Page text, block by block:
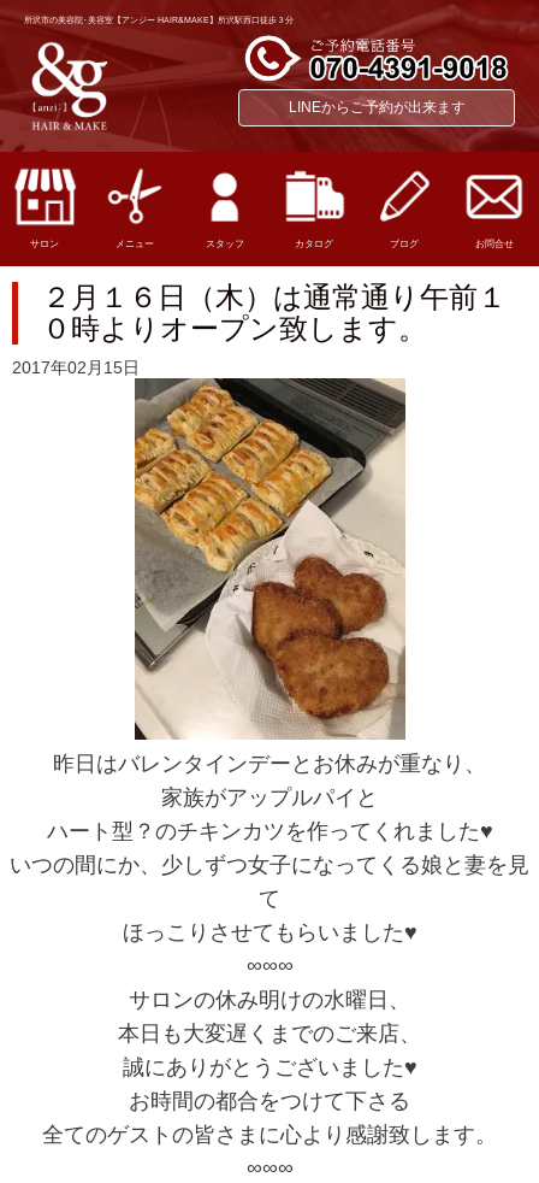
所沢市の美容院･美容室【アンジー HAIR&MAKE】所沢駅西口徒歩３分
LINEからご予約が出来ます
サロン メニュー スタッフ カタログ ブログ お問合せ
２月１６日（木）は通常通り午前１
０時よりオープン致します。
2017年02月15日
昨日はバレンタインデーとお休みが重なり、
家族がアップルパイと
ハート型？のチキンカツを作ってくれました♥
いつの間にか、少しずつ女子になってくる娘と妻を見
て
ほっこりさせてもらいました♥
∞∞∞
サロンの休み明けの水曜日、
本日も大変遅くまでのご来店、
誠にありがとうございました♥
お時間の都合をつけて下さる
全てのゲストの皆さまに心より感謝致します。
∞∞∞